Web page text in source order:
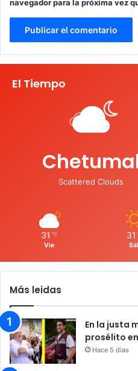
navegador para la próxima vez
El Tiempo
Scattered Clouds
31 ℃
Vie
31
Más leidas
En la justa
prosélito
Hace 5 días